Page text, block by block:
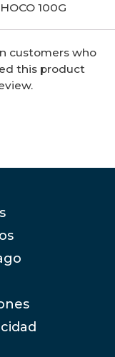
100G
customers who
this product